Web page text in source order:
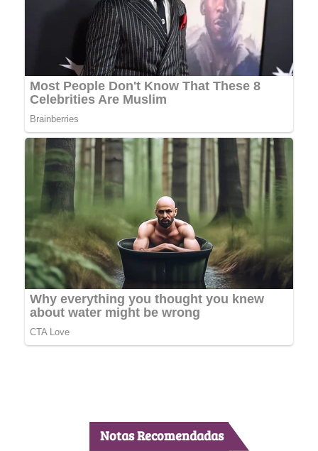
Notas Recomendadas